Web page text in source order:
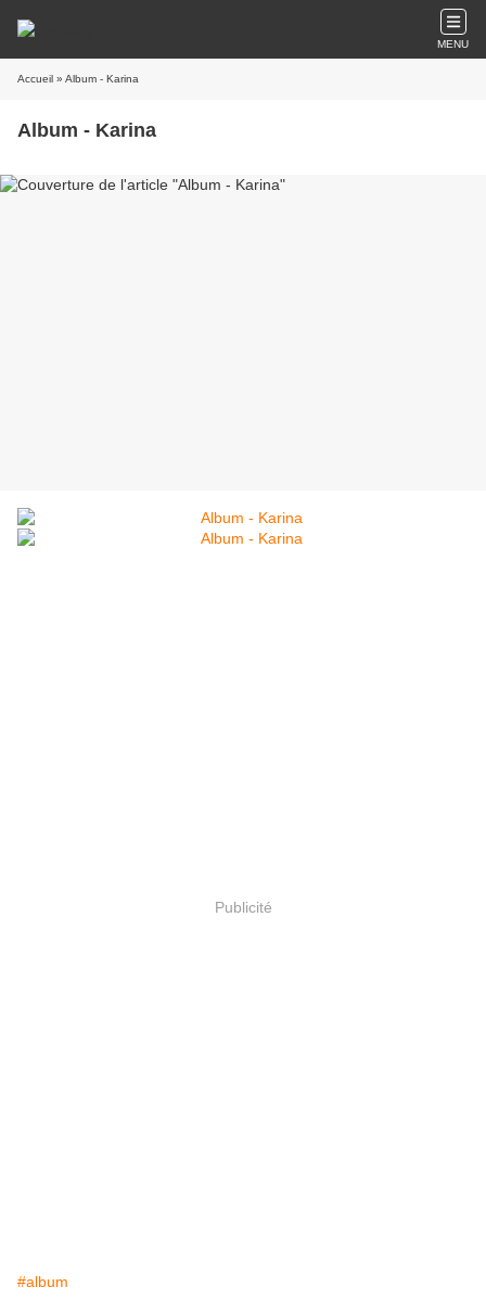
MENU
Accueil » Album - Karina
Album - Karina
Publicité
#album